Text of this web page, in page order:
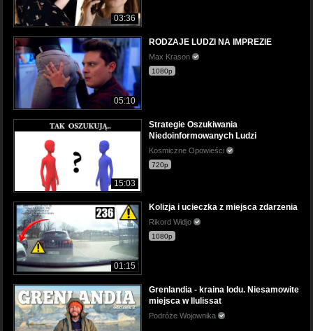
03:36
05:10
RODZAJE LUDZI NA IMPREZIE
Max Krason
1080p
15:03
Strategie Oszukiwania
Niedoinformowanych Ludzi
Kosmiczne Opowieści
720p
01:15
Kolizja i ucieczka z miejsca zdarzenia
Rikord Widjo
1080p
Grenlandia - kraina lodu. Niesamowite
miejsca w Ilulissat
Podróże Wojownika